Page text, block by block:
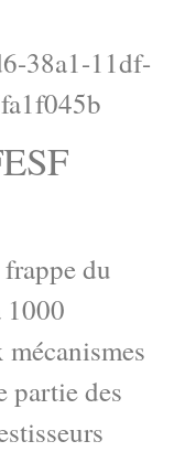
du
1000
partie des